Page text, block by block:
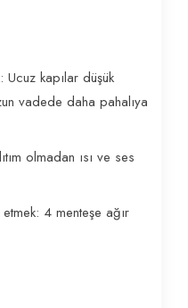
kapılar düşük
vadede daha pahalıya
olmadan ısı ve ses
4 menteşe ağır